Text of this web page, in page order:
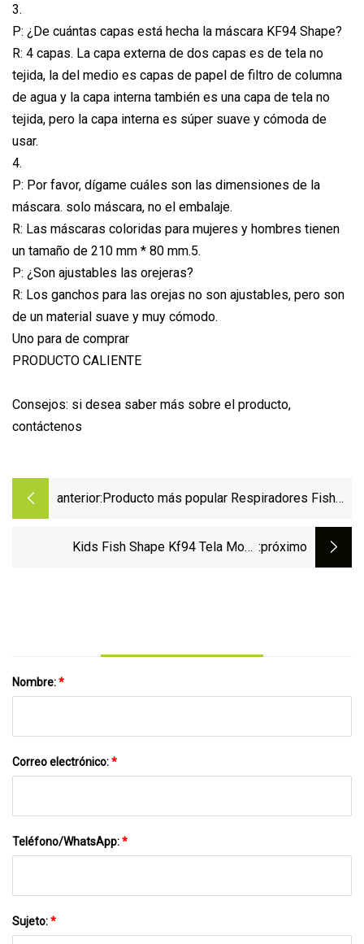
3.
P: ¿De cuántas capas está hecha la máscara KF94 Shape?
R: 4 capas. La capa externa de dos capas es de tela no
tejida, la del medio es capas de papel de filtro de columna
de agua y la capa interna también es una capa de tela no
tejida, pero la capa interna es súper suave y cómoda de
usar.
4.
P: Por favor, dígame cuáles son las dimensiones de la
máscara. solo máscara, no el embalaje.
R: Las máscaras coloridas para mujeres y hombres tienen
un tamaño de 210 mm * 80 mm.5.
P: ¿Son ajustables las orejeras?
R: Los ganchos para las orejas no son ajustables, pero son
de un material suave y muy cómodo.
Uno para de comprar
PRODUCTO CALIENTE
Consejos: si desea saber más sobre el producto,
contáctenos
anterior:Producto más popular Respiradores Fish
Kids Fish Shape Kf94 Tela Moda :próximo
Nombre:*
Correo electrónico:*
Teléfono/WhatsApp:*
Sujeto:*